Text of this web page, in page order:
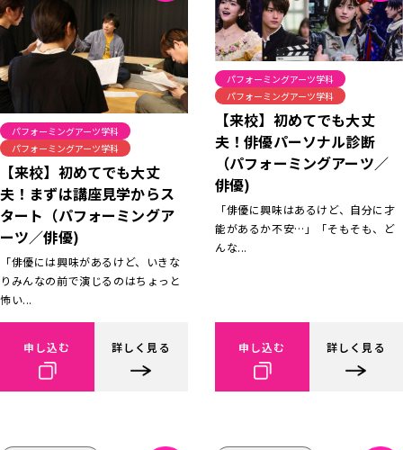
パフォーミングアーツ学科
パフォーミングアーツ学科
【来校】初めてでも大丈
夫！まずは講座見学からス
タート（パフォーミングア
ーツ／俳優)
「俳優には興味があるけど、いきな
りみんなの前で演じるのはちょっと
怖い...
申し込む 詳しく見る
パフォーミングアーツ学科
パフォーミングアーツ学科
【来校】初めてでも大丈
夫！俳優パーソナル診断
（パフォーミングアーツ／
俳優)
「俳優に興味はあるけど、自分に才
能があるか不安…」「そもそも、ど
んな...
申し込む 詳しく見る